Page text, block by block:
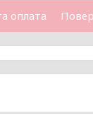
оплата